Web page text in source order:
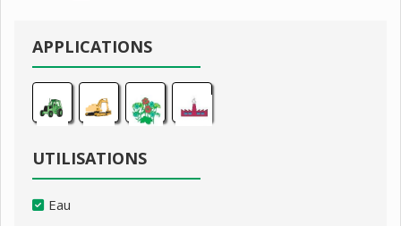
APPLICATIONS
UTILISATIONS
Eau